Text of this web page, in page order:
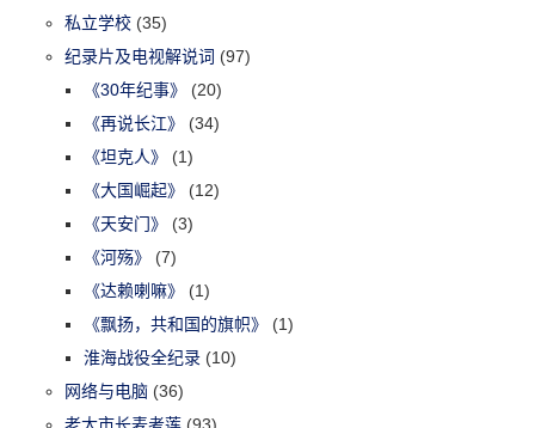
私立学校 (35)
纪录片及电视解说词 (97)
《30年纪事》
(20)
《再说长江》
(34)
《坦克人》
(1)
《大国崛起》
(12)
《天安门》
(3)
《河殇》
(7)
《达赖喇嘛》
(1)
《飘扬，共和国的旗帜》
(1)
淮海战役全纪录 (10)
网络与电脑 (36)